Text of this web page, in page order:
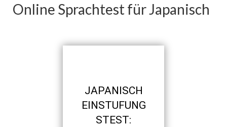
Online Sprachtest für Japanisch
JAPANISCH
EINSTUFUNG
STEST: